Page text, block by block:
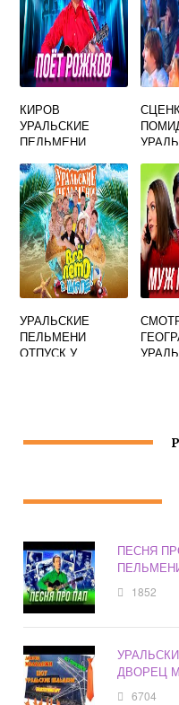
КИРОВ
УРАЛЬСКИЕ
ПЕЛЬМЕНИ
УРАЛЬСКИЕ
ПЕЛЬМЕНИ
ОТПУСК У
ПЕСНЯ
1852
ДВОРЕЦ
6704